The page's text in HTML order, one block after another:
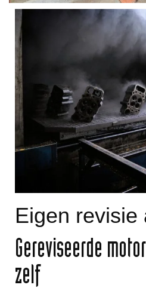
Eigen revisie
Gereviseerde
zelf